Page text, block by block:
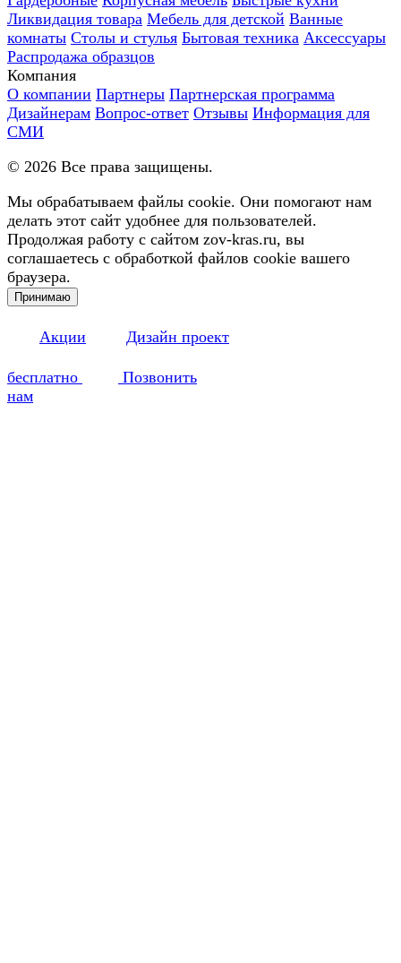
Ликвидация товара Мебель для детской Ванные
комнаты Столы и стулья Бытовая техника Аксессуары
Распродажа образцов
Компания
О компании Партнеры Партнерская программа
Дизайнерам Вопрос-ответ Отзывы Информация для
СМИ
© 2026 Все права защищены.
Мы обрабатываем файлы cookie. Они помогают нам
делать этот сайт удобнее для пользователей.
Продолжая работу с сайтом zov-kras.ru, вы
соглашаетесь с обработкой файлов cookie вашего
браузера.
Принимаю
Акции Дизайн проект
бесплатно
Позвонить
нам